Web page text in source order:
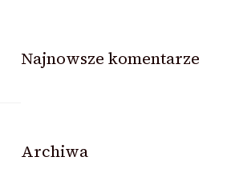
Najnowsze komentarze
Archiwa